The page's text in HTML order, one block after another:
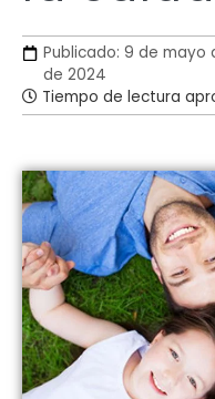
Publicado: 9 de mayo
de 2024
Tiempo de lectura